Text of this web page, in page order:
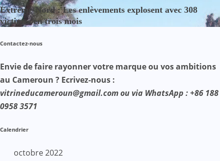
Extrême-Nord : Les enlèvements explosent avec 308
victimes en trois mois
Contactez-nous
Envie de faire rayonner votre marque ou vos ambitions
au Cameroun ? Ecrivez-nous :
vitrineducameroun@gmail.com ou via WhatsApp : +86 188
0958 3571
Calendrier
octobre 2022